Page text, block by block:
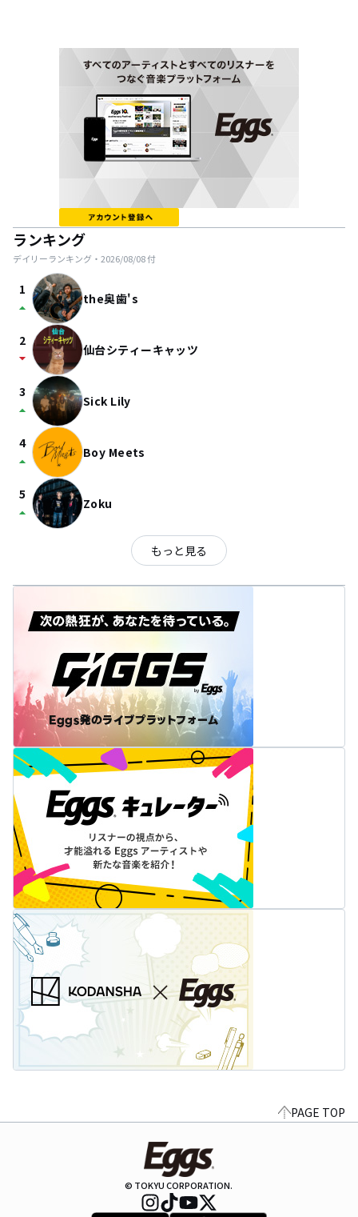
ランキング
デイリーランキング・ 2026/08/08付
1
arrow_drop_up the奥歯's
2
arrow_drop_down 仙台シティーキャッツ
3
arrow_drop_up Sick Lily
4
arrow_drop_up Boy Meets
5
arrow_drop_up Zoku
もっと見る
PAGE TOP
© TOKYU CORPORATION.